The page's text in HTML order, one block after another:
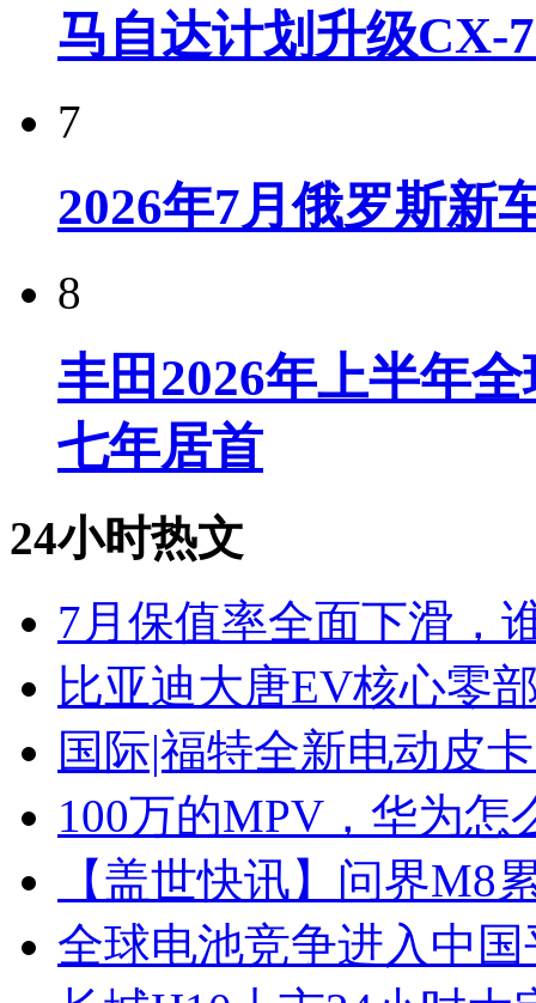
马自达计划升级CX-
7
2026年7月俄罗斯新
8
丰田2026年上半年
七年居首
24小时热文
7月保值率全面下滑，
比亚迪大唐EV核心零
国际|福特全新电动皮
100万的MPV，华为怎
【盖世快讯】问界M8
全球电池竞争进入中